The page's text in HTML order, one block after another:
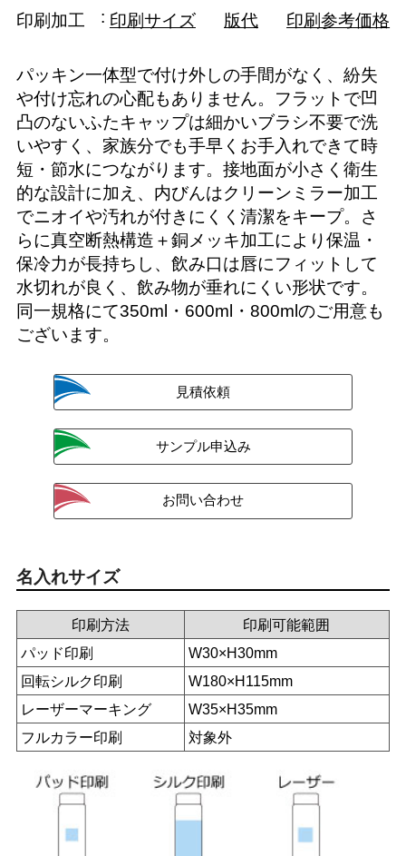
印刷加工
印刷サイズ 版代 印刷参考価格
パッキン一体型で付け外しの手間がなく、紛失
や付け忘れの心配もありません。フラットで凹
凸のないふたキャップは細かいブラシ不要で洗
いやすく、家族分でも手早くお手入れできて時
短・節水につながります。接地面が小さく衛生
的な設計に加え、内びんはクリーンミラー加工
でニオイや汚れが付きにくく清潔をキープ。さ
らに真空断熱構造＋銅メッキ加工により保温・
保冷力が長持ちし、飲み口は唇にフィットして
水切れが良く、飲み物が垂れにくい形状です。
同一規格にて350ml・600ml・800mlのご用意も
ございます。
名入れサイズ
印刷方法
印刷可能範囲
パッド印刷
W30×H30mm
回転シルク印刷
W180×H115mm
レーザーマーキング
W35×H35mm
フルカラー印刷
対象外